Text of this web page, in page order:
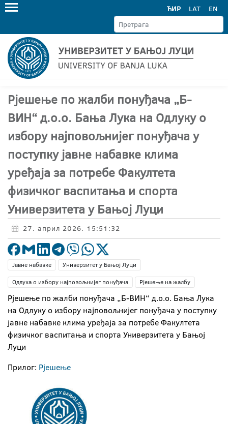
ЋИР LAT EN
Рјешење по жалби понуђача „Б-
ВИН“ д.о.о. Бања Лука на Одлуку о
избору најповољнијег понуђача у
поступку јавне набавке клима
уређаја за потребе Факултета
физичког васпитања и спорта
Универзитета у Бањој Луци
27. април 2026. 15:51:32
Јавне набавке
Универзитет у Бањој Луци
Одлука о избору најповољнијег понуђача
Рјешење на жалбу
Рјешење по жалби понуђача „Б-ВИН“ д.о.о. Бања Лука
на Одлуку о избору најповољнијег понуђача у поступку
јавне набавке клима уређаја за потребе Факултета
физичког васпитања и спорта Универзитета у Бањој
Луци
Прилог: Рјешење